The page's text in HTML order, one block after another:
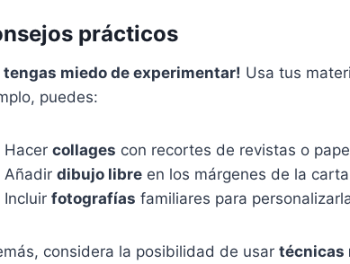
prácticos
tengas miedo de experimentar! Usa tus
puedes:
Hacer collages con recortes de revistas o
Añadir dibujo libre en los márgenes de la
Incluir fotografías familiares para
considera la posibilidad de usar técnicas